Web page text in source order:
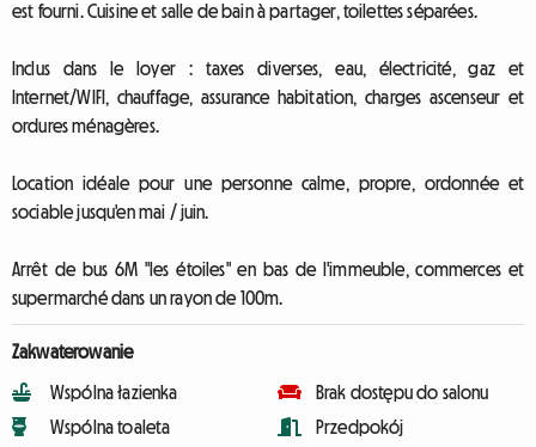
est fourni. Cuisine et salle de bain à partager, toilettes séparées.
Inclus dans le loyer : taxes diverses, eau, électricité, gaz et
Internet/WIFI, chauffage, assurance habitation, charges ascenseur et
ordures ménagères.
Location idéale pour une personne calme, propre, ordonnée et
sociable jusqu'en mai / juin.
Arrêt de bus 6M "les étoiles" en bas de l'immeuble, commerces et
supermarché dans un rayon de 100m.
Zakwaterowanie
Wspólna łazienka
Wspólna toaleta
Brak dostępu do salonu
Przedpokój